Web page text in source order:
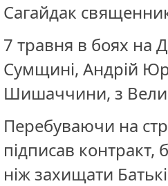
Сагайдак
7 травня в боях на
Сумщині, Андрій
Шишаччини, з
Перебуваючи на
підписав
ніж захищати